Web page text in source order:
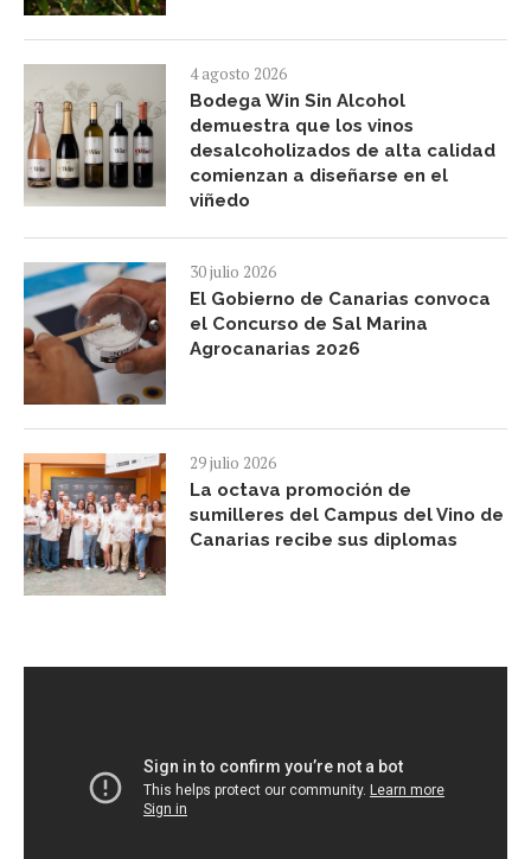
4 agosto 2026
Bodega Win Sin Alcohol
demuestra que los vinos
desalcoholizados de alta calidad
comienzan a diseñarse en el
viñedo
30 julio 2026
El Gobierno de Canarias convoca
el Concurso de Sal Marina
Agrocanarias 2026
29 julio 2026
La octava promoción de
sumilleres del Campus del Vino de
Canarias recibe sus diplomas